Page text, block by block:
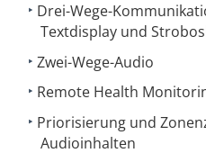
Drei-Wege-
Textdisplay und
Zwei-Wege-Audio
Remote Health
Priorisierung und
Audioinhalten